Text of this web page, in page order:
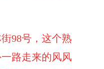
98号，这个熟
路走来的风风